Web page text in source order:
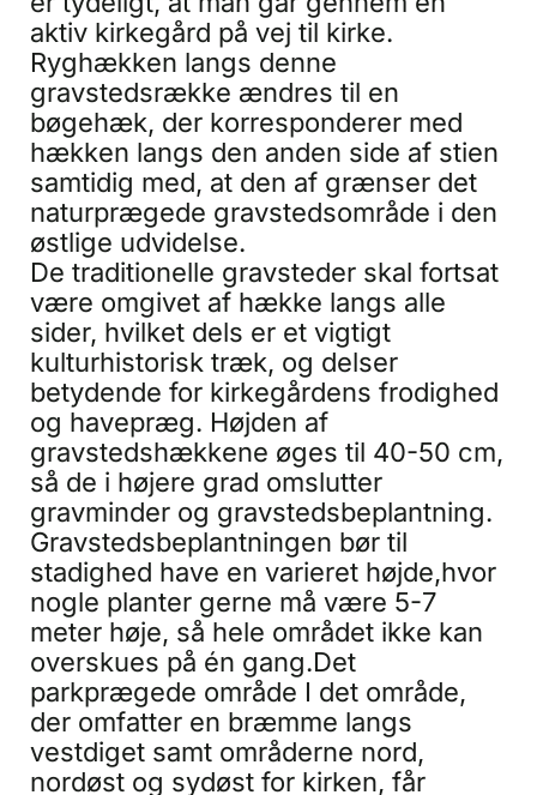
aktiv kirkegård på vej til kirke.
Ryghækken langs denne
gravstedsrække ændres til en
bøgehæk, der korresponderer med
hækken langs den anden side af stien
samtidig med, at den af grænser det
naturprægede gravstedsområde i den
østlige udvidelse.
De traditionelle gravsteder skal fortsat
være omgivet af hække langs alle
sider, hvilket dels er et vigtigt
kulturhistorisk træk, og delser
betydende for kirkegårdens frodighed
og havepræg. Højden af
gravstedshækkene øges til 40-50 cm,
så de i højere grad omslutter
gravminder og gravstedsbeplantning.
Gravstedsbeplantningen bør til
stadighed have en varieret højde,hvor
nogle planter gerne må være 5-7
meter høje, så hele området ikke kan
overskues på én gang.Det
parkprægede område I det område,
der omfatter en bræmme langs
vestdiget samt områderne nord,
nordøst og sydøst for kirken, får